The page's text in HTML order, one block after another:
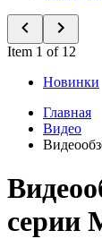
Item 1 of 12
Новинки
Главная
Видео
серии